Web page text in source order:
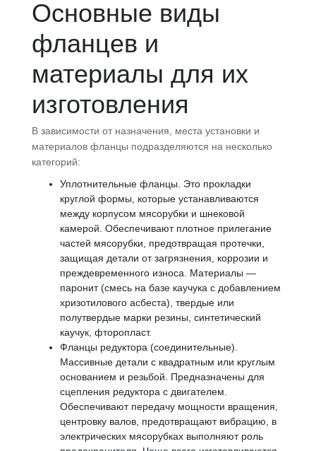
Основные виды
фланцев и
материалы для их
изготовления
В зависимости от назначения, места установки и
материалов фланцы подразделяются на несколько
категорий:
Уплотнительные фланцы. Это прокладки
круглой формы, которые устанавливаются
между корпусом мясорубки и шнековой
камерой. Обеспечивают плотное прилегание
частей мясорубки, предотвращая протечки,
защищая детали от загрязнения, коррозии и
преждевременного износа. Материалы —
паронит (смесь на базе каучука с добавлением
хризотилового асбеста), твердые или
полутвердые марки резины, синтетический
каучук, фторопласт.
Фланцы редуктора (соединительные).
Массивные детали с квадратным или круглым
основанием и резьбой. Предназначены для
сцепления редуктора с двигателем.
Обеспечивают передачу мощности вращения,
центровку валов, предотвращают вибрацию, в
электрических мясорубках выполняют роль